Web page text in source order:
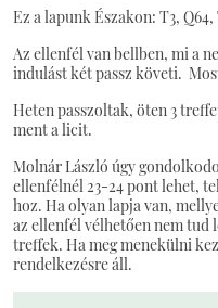
Ez a lapunk Északon: T3, Q64,
Az ellenfél van bellben, mi a
indulást két passz követi.
Heten passzoltak, öten 3
ment a licit.
Molnár László úgy
ellenfélnél 23-24 pont lehet,
hoz. Ha olyan lapja van,
az ellenfél vélhetően nem tud
treffek. Ha meg menekülni
rendelkezésre áll.